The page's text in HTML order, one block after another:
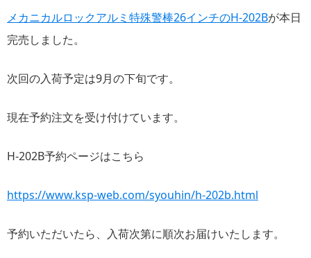
メカニカルロックアルミ特殊警棒26インチのH-202Bが本日
完売しました。
次回の入荷予定は9月の下旬です。
現在予約注文を受け付けています。
H-202B予約ページはこちら
https://www.ksp-web.com/syouhin/h-202b.html
予約いただいたら、入荷次第に順次お届けいたします。